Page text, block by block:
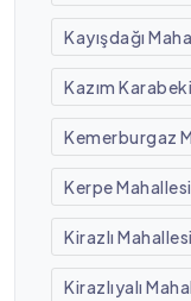
Kayışdağı
Kazım
Kemerburgaz
Kerpe Mahallesi
Kirazlı Mahallesi
Kirazlıyalı